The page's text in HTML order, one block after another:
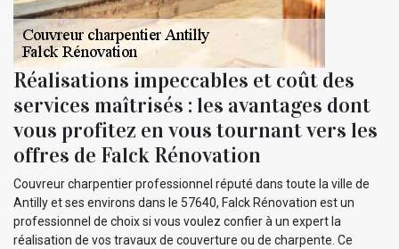
Réalisations impeccables et coût des
services maîtrisés : les avantages dont
vous profitez en vous tournant vers les
offres de Falck Rénovation
Couvreur charpentier professionnel réputé dans toute la ville de
Antilly et ses environs dans le 57640, Falck Rénovation est un
professionnel de choix si vous voulez confier à un expert la
réalisation de vos travaux de couverture ou de charpente. Ce